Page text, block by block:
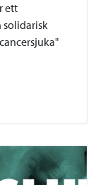
ett
solidarisk